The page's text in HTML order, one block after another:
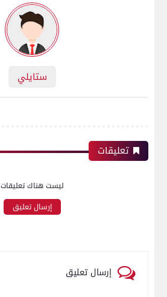
ستايلي
تعليقات
ليست هناك تعليقات
إرسال تعليق
إرسال تعليق